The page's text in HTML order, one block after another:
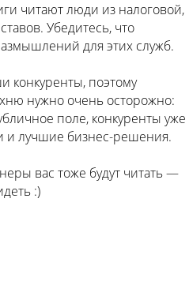
читают люди из налоговой,
Убедитесь, что
для этих служб.
конкуренты, поэтому
нужно очень осторожно:
поле, конкуренты уже
и лучшие бизнес-решения.
вас тоже будут читать —
:)